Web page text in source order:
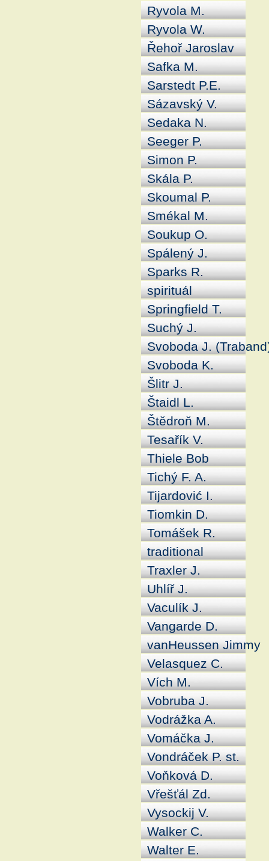
Ryvola M.
Ryvola W.
Řehoř Jaroslav
Safka M.
Sarstedt P.E.
Sázavský V.
Sedaka N.
Seeger P.
Simon P.
Skála P.
Skoumal P.
Smékal M.
Soukup O.
Spálený J.
Sparks R.
spirituál
Springfield T.
Suchý J.
Svoboda J.
Svoboda K.
Šlitr J.
Štaidl L.
Štědroň M.
Tesařík V.
Thiele Bob
Tichý F. A.
Tijardović I.
Tiomkin D.
Tomášek R.
traditional
Traxler J.
Uhlíř J.
Vaculík J.
Vangarde D.
vanHeussen Jimmy
Velasquez C.
Vích M.
Vobruba J.
Vodrážka A.
Vomáčka J.
Vondráček P. st.
Voňková D.
Vřešťál Zd.
Vysockij V.
Walker C.
Walter E.